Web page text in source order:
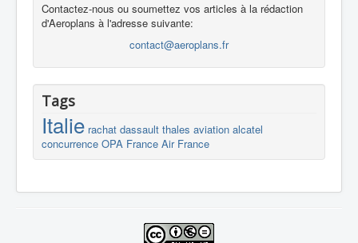
Contactez-nous ou soumettez vos articles à la rédaction
d'Aeroplans à l'adresse suivante:
contact@aeroplans.fr
Tags
Italie rachat dassault thales aviation alcatel
concurrence OPA France Air France